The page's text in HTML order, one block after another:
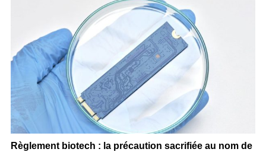
Règlement biotech : la précaution sacrifiée au nom de